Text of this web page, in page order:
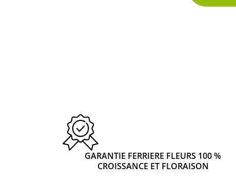
GARANTIE FERRIERE FLEURS 100 %
CROISSANCE ET FLORAISON